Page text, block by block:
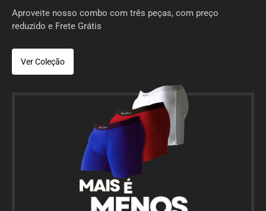
Aproveite nosso combo com três peças, com preço
reduzido e Frete Grátis
Ver Coleção